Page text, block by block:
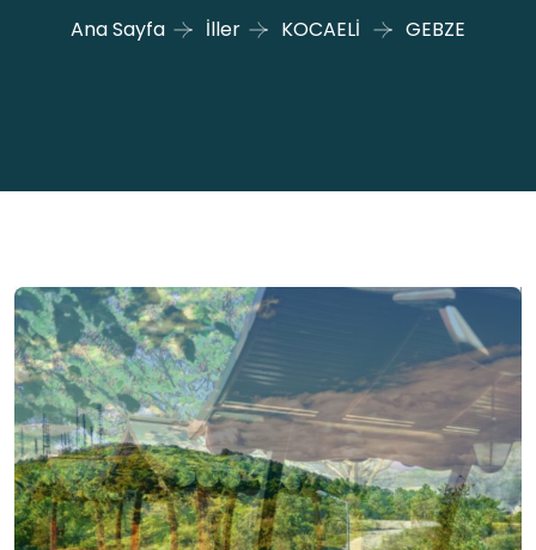
Ana Sayfa İller KOCAELİ GEBZE